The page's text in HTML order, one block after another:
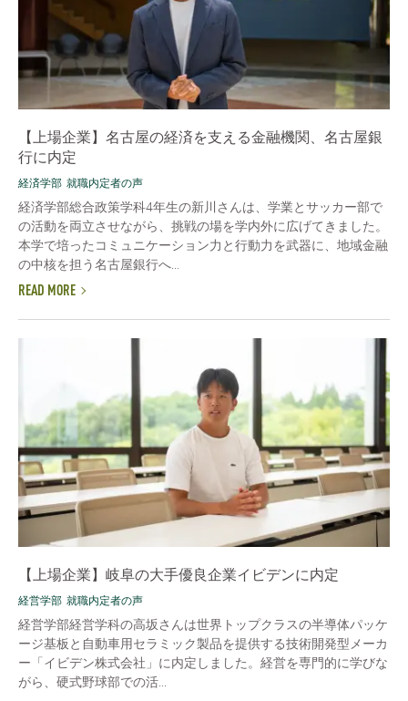
【上場企業】名古屋の経済を支える金融機関、名古屋銀
行に内定
経済学部 就職内定者の声
経済学部総合政策学科4年生の新川さんは、学業とサッカー部で
の活動を両立させながら、挑戦の場を学内外に広げてきました。
本学で培ったコミュニケーション力と行動力を武器に、地域金融
の中核を担う名古屋銀行へ...
READ MORE
【上場企業】岐阜の大手優良企業イビデンに内定
経営学部 就職内定者の声
経営学部経営学科の高坂さんは世界トップクラスの半導体パッケ
ージ基板と自動車用セラミック製品を提供する技術開発型メーカ
ー「イビデン株式会社」に内定しました。経営を専門的に学びな
がら、硬式野球部での活...